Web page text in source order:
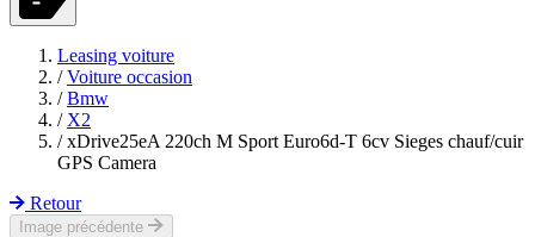
Leasing voiture
/ Voiture occasion
/ Bmw
/ X2
/ xDrive25eA 220ch M Sport Euro6d-T 6cv Sieges chauf/cuir
GPS Camera
Retour
Image précédente